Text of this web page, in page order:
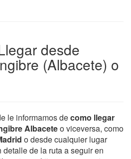
desde
(Albacete) o
le informamos decomo llegar
Albaceteo viceversa, como
o desde cualquier lugar
de la ruta a seguir en